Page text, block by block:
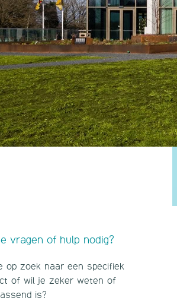
vragen of hulp nodig?
op zoek naar een specifiek
of wil je zeker weten of
is?